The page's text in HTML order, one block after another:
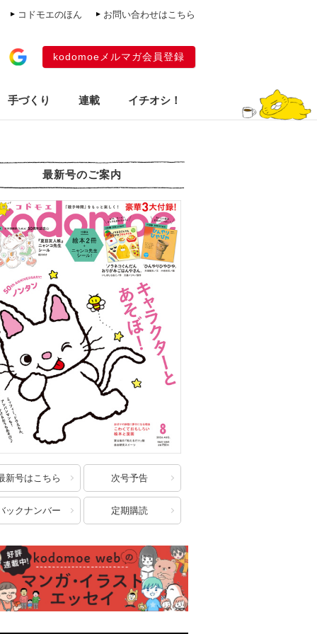
コドモエのほん お問い合わせはこちら
kodomoeメルマガ会員登録
手づくり 連載 イチオシ！
最新号のご案内
新号はこちら 次号予告
ックナンバー 定期購読